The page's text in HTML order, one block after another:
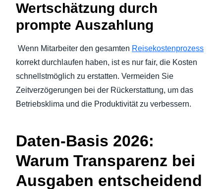
Wertschätzung durch
prompte Auszahlung
Wenn Mitarbeiter den gesamten Reisekostenprozess
korrekt durchlaufen haben, ist es nur fair, die Kosten
schnellstmöglich zu erstatten. Vermeiden Sie
Zeitverzögerungen bei der Rückerstattung, um das
Betriebsklima und die Produktivität zu verbessern.
Daten-Basis 2026:
Warum Transparenz bei
Ausgaben entscheidend